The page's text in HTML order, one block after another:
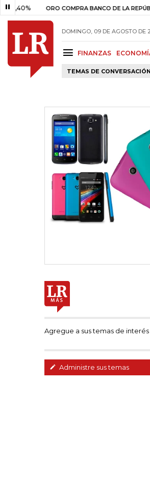
ORO COMPRA BANCO DE LA REPÚBLICA $
DOMINGO, 09 DE AGOSTO DE
FINANZAS
TEMAS DE CONVERSACIÓN
Agregue a sus temas de interés
Administre sus temas